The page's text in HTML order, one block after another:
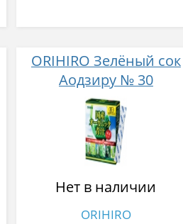
ORIHIRO Зелёный сок
Аодзиру № 30
Нет в наличии
ORIHIRO